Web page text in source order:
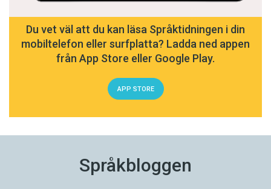
Du vet väl att du kan läsa Språktidningen i din
mobiltelefon eller surfplatta? Ladda ned appen
från App Store eller Google Play.
APP STORE
Språkbloggen